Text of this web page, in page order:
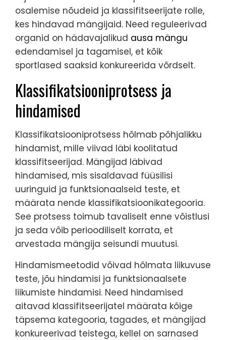
osalemise nõudeid ja klassifitseerijate rolle,
kes hindavad mängijaid. Need reguleerivad
organid on hädavajalikud ausa mängu
edendamisel ja tagamisel, et kõik
sportlased saaksid konkureerida võrdselt.
Klassifikatsiooniprotsess ja
hindamised
Klassifikatsiooniprotsess hõlmab põhjalikku
hindamist, mille viivad läbi koolitatud
klassifitseerijad. Mängijad läbivad
hindamised, mis sisaldavad füüsilisi
uuringuid ja funktsionaalseid teste, et
määrata nende klassifikatsioonikategooria.
See protsess toimub tavaliselt enne võistlusi
ja seda võib perioodiliselt korrata, et
arvestada mängija seisundi muutusi.
Hindamismeetodid võivad hõlmata liikuvuse
teste, jõu hindamisi ja funktsionaalsete
liikumiste hindamisi. Need hindamised
aitavad klassifitseerijatel määrata kõige
täpsema kategooria, tagades, et mängijad
konkureerivad teistega, kellel on sarnased